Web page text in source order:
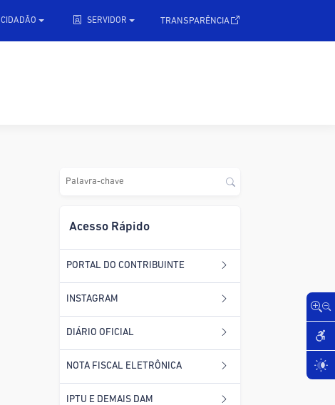
CIDADÃO SERVIDOR TRANSPARÊNCIA
Acesso Rápido
PORTAL DO CONTRIBUINTE
INSTAGRAM
DIÁRIO OFICIAL
NOTA FISCAL ELETRÔNICA
IPTU E DEMAIS DAM